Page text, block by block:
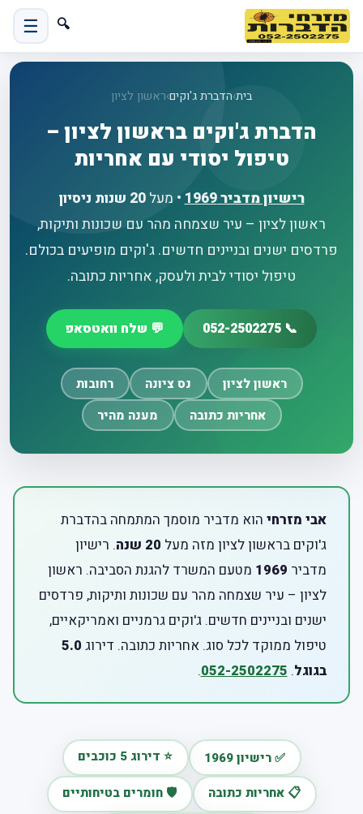
🔍
☰
בית›הדברת ג'וקים›ראשון לציון
הדברת ג'וקים בראשון לציון –
טיפול יסודי עם אחריות
רישיון מדביר1969• מעל20 שנות ניסיון
ראשון לציון – עיר שצמחה מהר עם שכונות ותיקות,
פרדסים ישנים ובניינים חדשים. ג'וקים מופיעים בכולם.
טיפול יסודי לבית ולעסק, אחריות כתובה.
📞 052-2502275 💬 שלח וואטסאפ
ראשון לציון נס ציונה
רחובות
אחריות כתובה
מענה מהיר
אבי מזרחי הוא מדביר מוסמך המתמחה בהדברת
ג'וקים בראשון לציון מזה מעל 20 שנה
. רישיון
מדביר 1969 מטעם המשרד להגנת הסביבה. ראשון
לציון – עיר שצמחה מהר עם שכונות ותיקות, פרדסים
ישנים ובניינים חדשים. ג'וקים גרמניים ואמריקאיים,
טיפול ממוקד לכל סוג. אחריות כתובה. דירוג 5.0
בגוגל.
052-2502275
.
✅ רישיון 1969 ⭐ דירוג 5 כוכבים
📋 אחריות כתובה 🛡️ חומרים בטיחותיים